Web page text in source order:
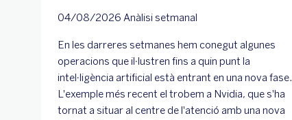
04/08/2026 Anàlisi setmanal
En les darreres setmanes hem conegut algunes
operacions que il·lustren fins a quin punt la
intel·ligència artificial està entrant en una nova fase.
L'exemple més recent el trobem a Nvidia, que s'ha
tornat a situar al centre de l'atenció amb una nova